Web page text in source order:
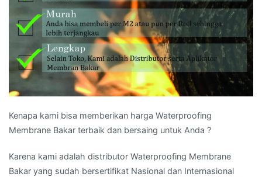
Kenapa kami bisa memberikan harga Waterproofing
Membrane Bakar terbaik dan bersaing untuk Anda ?
Karena kami adalah distributor Waterproofing Membrane
Bakar yang sudah bersertifikat Nasional dan Internasional